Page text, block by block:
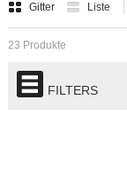
Gitter Liste
23 Produkte
FILTERS